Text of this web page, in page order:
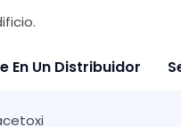
En Un Distribuidor